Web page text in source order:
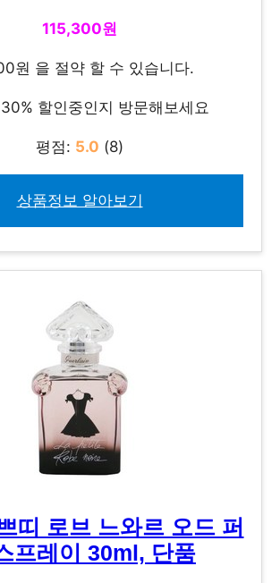
115,300원
원 을 절약 할 수 있습니다.
할인중인지 방문해보세요
평점: 5.0 (8)
상품정보 알아보기
띠 로브 느와르 오드 퍼
프레이 30ml, 단품